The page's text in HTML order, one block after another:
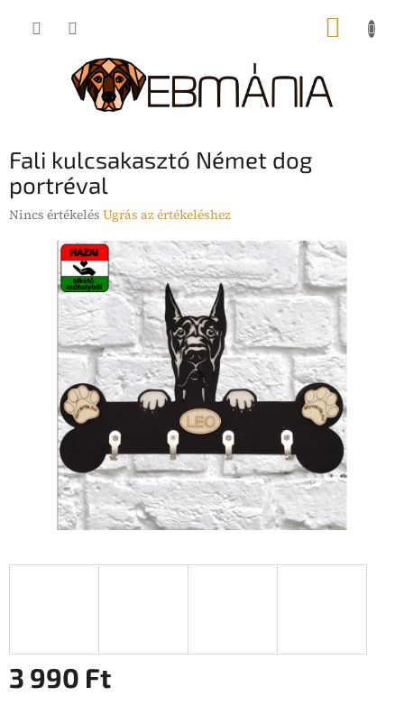
KOSÁR
Fali kulcsakasztó Német dog
portréval
A
értékelése
Nincs értékelés Ugrás az értékeléshez
3 990 Ft